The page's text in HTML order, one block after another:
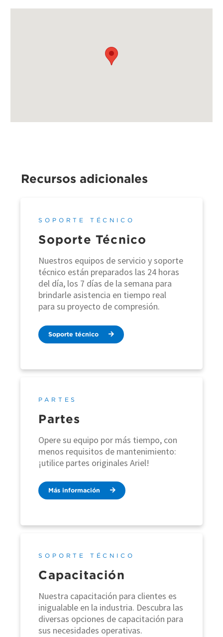
Recursos adicionales
Soporte Técnico
SOPORTE TÉCNICO
Nuestros equipos de servicio y soporte
técnico están preparados las 24 horas
del día, los 7 días de la semana para
brindarle asistencia en tiempo real
para su proyecto de compresión.
Soporte técnico
Partes
PARTES
Opere su equipo por más tiempo, con
menos requisitos de mantenimiento:
¡utilice partes originales Ariel!
Más información
Capacitación
SOPORTE TÉCNICO
Nuestra capacitación para clientes es
inigualable en la industria. Descubra las
diversas opciones de capacitación para
sus necesidades operativas.